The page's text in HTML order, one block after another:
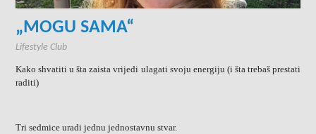
„MOGU SAMA“
Lifestyle Club
Kako shvatiti u šta zaista vrijedi ulagati svoju energiju (i šta trebaš prestati
raditi)
Tri sedmice uradi jednu jednostavnu stvar.